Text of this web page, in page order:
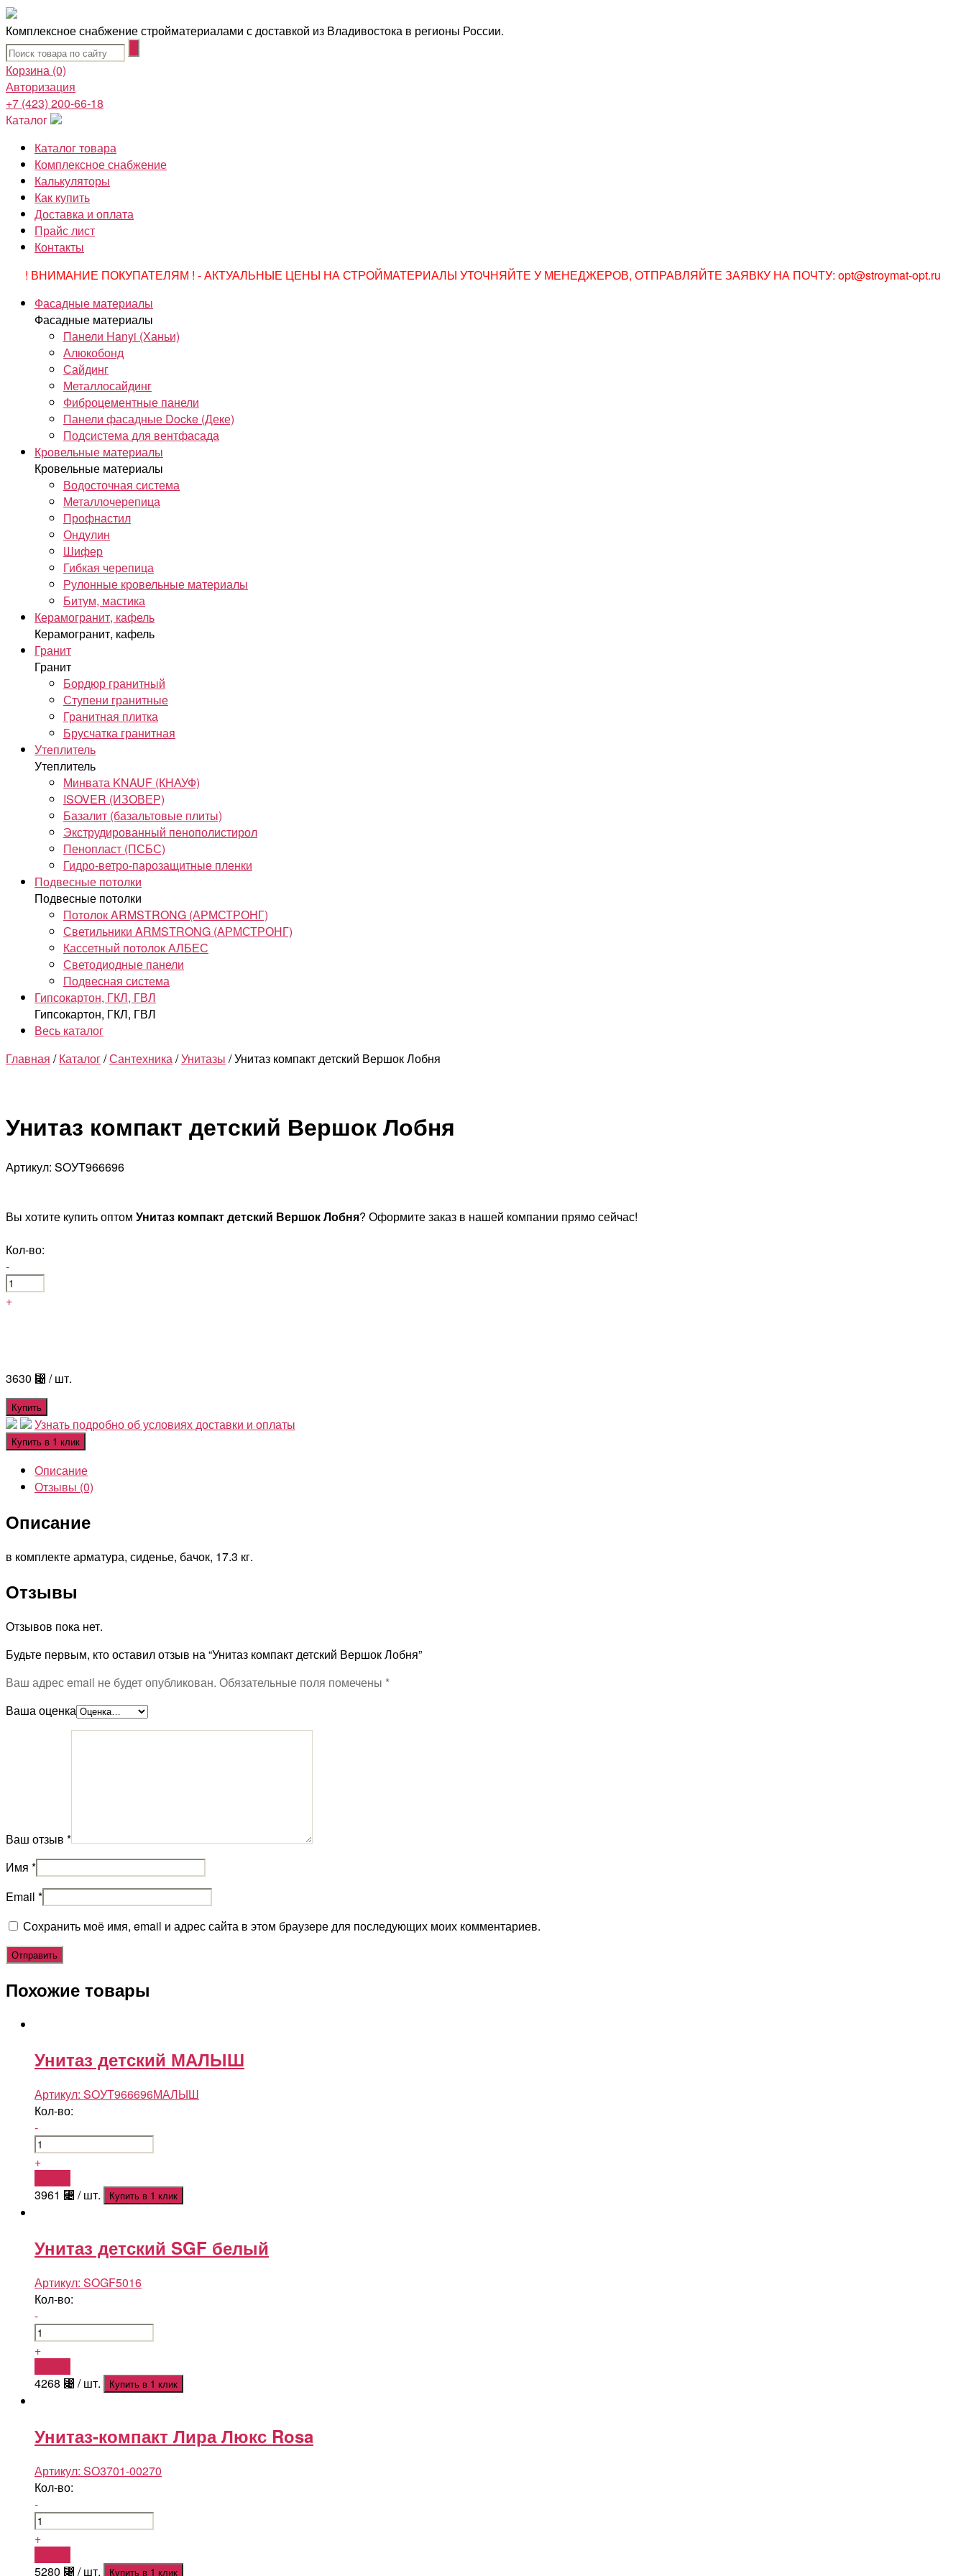
Комплексное снабжение стройматериалами с доставкой из Владивостока в регионы России.
Корзина (0)
Авторизация
+7 (423) 200-66-18
Каталог
Каталог товара
Комплексное снабжение
Калькуляторы
Как купить
Доставка и оплата
Прайс лист
Контакты
! ВНИМАНИЕ ПОКУПАТЕЛЯМ ! - АКТУАЛЬНЫЕ ЦЕНЫ НА СТРОЙМАТЕРИАЛЫ УТОЧНЯЙТЕ У МЕНЕДЖЕРОВ, ОТПРАВЛЯЙТЕ ЗАЯВКУ НА ПОЧТУ: opt@stroymat-opt.ru
Фасадные материалы
Фасадные материалы
Панели Hanyi (Ханьи)
Алюкобонд
Сайдинг
Металлосайдинг
Фиброцементные панели
Панели фасадные Docke (Деке)
Подсистема для вентфасада
Кровельные материалы
Кровельные материалы
Водосточная система
Металлочерепица
Профнастил
Ондулин
Шифер
Гибкая черепица
Рулонные кровельные материалы
Битум, мастика
Керамогранит, кафель
Керамогранит, кафель
Гранит
Гранит
Бордюр гранитный
Ступени гранитные
Гранитная плитка
Брусчатка гранитная
Утеплитель
Утеплитель
Минвата KNAUF (КНАУФ)
ISOVER (ИЗОВЕР)
Базалит (базальтовые плиты)
Экструдированный пенополистирол
Пенопласт (ПСБС)
Гидро-ветро-парозащитные пленки
Подвесные потолки
Подвесные потолки
Потолок ARMSTRONG (АРМСТРОНГ)
Светильники ARMSTRONG (АРМСТРОНГ)
Кассетный потолок АЛБЕС
Светодиодные панели
Подвесная система
Гипсокартон, ГКЛ, ГВЛ
Гипсокартон, ГКЛ, ГВЛ
Весь каталог
Главная /Каталог/Сантехника/Унитазы / Унитаз компакт детский Вершок Лобня
Унитаз компакт детский Вершок Лобня
Артикул: SOУТ966696
Вы хотите купить оптом Унитаз компакт детский Вершок Лобня? Оформите заказ в нашей компании прямо сейчас!
Кол-во:
-
+
3630 ⃄ / шт.
Купить
Узнать подробно об условиях доставки и оплаты
Купить в 1 клик
Описание
Отзывы (0)
Описание
в комплекте арматура, сиденье, бачок, 17.3 кг.
Отзывы
Отзывов пока нет.
Будьте первым, кто оставил отзыв на “Унитаз компакт детский Вершок Лобня”
Ваш адрес email не будет опубликован. Обязательные поля помечены *
Ваша оценка
Ваш отзыв *
Имя *
Email *
Сохранить моё имя, email и адрес сайта в этом браузере для последующих моих комментариев.
Похожие товары
Унитаз детский МАЛЫШ
Артикул: SOУТ966696МАЛЫШ
Кол-во:
-
+
3961 ⃄ / шт. Купить в 1 клик
Унитаз детский SGF белый
Артикул: SOGF5016
Кол-во:
-
+
4268 ⃄ / шт. Купить в 1 клик
Унитаз-компакт Лира Люкс Rosa
Артикул: SO3701-00270
Кол-во:
-
+
5280 ⃄ / шт. Купить в 1 клик